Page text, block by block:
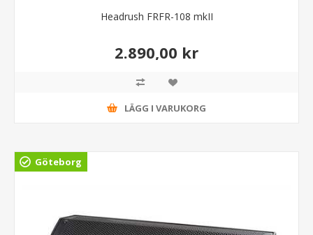
Headrush FRFR-108 mkII
2.890,00 kr
LÄGG I VARUKORG
Göteborg